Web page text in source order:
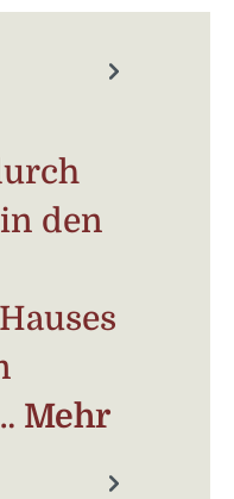
den
Mehr